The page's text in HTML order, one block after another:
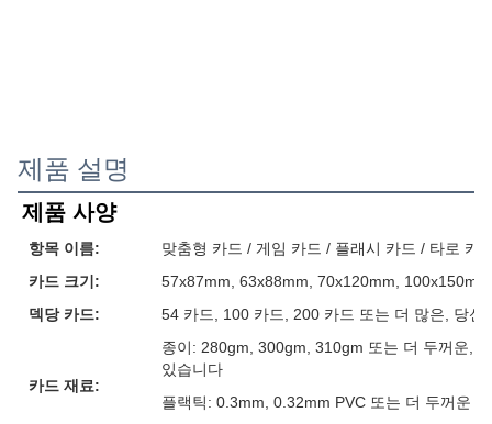
제품 설명
제품 사양
항목 이름:
맞춤형 카드 / 게임 카드 / 플래시 카드 / 타로 카
카드 크기:
57x87mm, 63x88mm, 70x120mm,
덱당 카드:
54 카드, 100 카드, 200 카드 또는 더 많은, 당신
카드 재료:
종이: 280gm, 300gm, 310gm 또는 더 두꺼운,
있습니다
플랙틱: 0.3mm, 0.32mm PVC 또는 더 두꺼운